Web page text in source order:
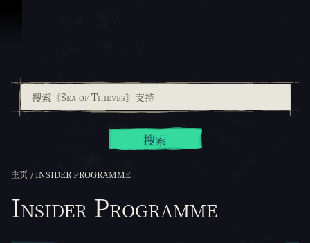
搜索
主页 INSIDER PROGRAMME
Insider Programme